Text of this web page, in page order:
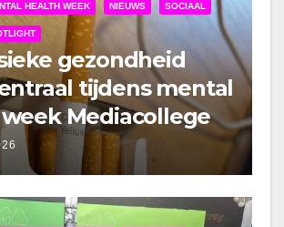
HEALTH WEEK NIEUWS SOCIAAL
gezondheid
tijdens mental
Mediacollege